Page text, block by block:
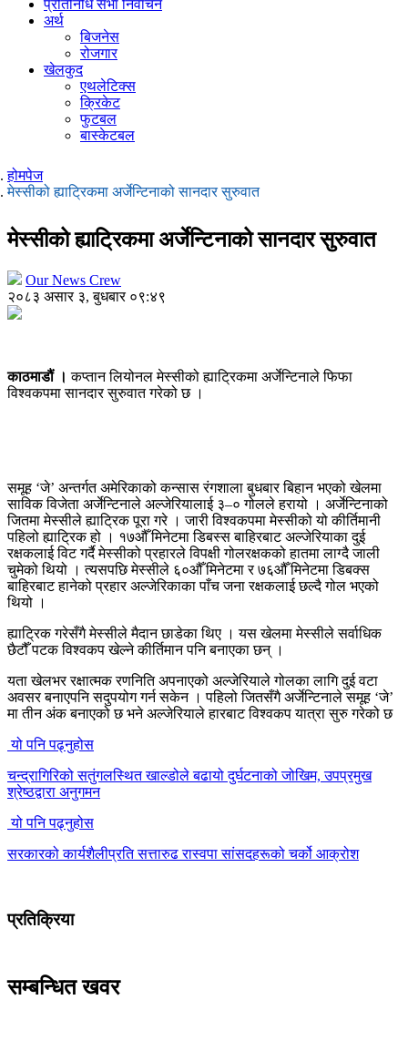
प्रतिनिधि सभा निर्वाचन
अर्थ
बिजनेस
रोजगार
खेलकुद
एथलेटिक्स
क्रिकेट
फुटबल
बास्केटबल
होमपेज
मेस्सीको ह्याट्रिकमा अर्जेन्टिनाको सानदार सुरुवात
मेस्सीको ह्याट्रिकमा अर्जेन्टिनाको सानदार सुरुवात
Our News Crew
२०८३ असार ३, बुधबार ०९:४९
काठमाडौं । कप्तान लियोनल मेस्सीको ह्याट्रिकमा अर्जेन्टिनाले फिफा
विश्वकपमा सानदार सुरुवात गरेको छ ।
समूह ‘जे’ अन्तर्गत अमेरिकाको कन्सास रंगशाला बुधबार बिहान भएको खेलमा
साविक विजेता अर्जेन्टिनाले अल्जेरियालाई ३–० गोलले हरायो । अर्जेन्टिनाको
जितमा मेस्सीले ह्याट्रिक पूरा गरे । जारी विश्वकपमा मेस्सीको यो कीर्तिमानी
पहिलो ह्याट्रिक हो । १७औँ मिनेटमा डिबस्स बाहिरबाट अल्जेरियाका दुई
रक्षकलाई विट गर्दै मेस्सीको प्रहारले विपक्षी गोलरक्षकको हातमा लाग्दै जाली
चुमेको थियो । त्यसपछि मेस्सीले ६०औँ मिनेटमा र ७६औँ मिनेटमा डिबक्स
बाहिरबाट हानेको प्रहार अल्जेरिकाका पाँच जना रक्षकलाई छल्दै गोल भएको
थियो ।
ह्याट्रिक गरेसँगै मेस्सीले मैदान छाडेका थिए । यस खेलमा मेस्सीले सर्वाधिक
छैटौँ पटक विश्वकप खेल्ने कीर्तिमान पनि बनाएका छन् ।
यता खेलभर रक्षात्मक रणनिति अपनाएको अल्जेरियाले गोलका लागि दुई वटा
अवसर बनाएपनि सदुपयोग गर्न सकेन । पहिलो जितसँगै अर्जेन्टिनाले समूह ‘जे’
मा तीन अंक बनाएको छ भने अल्जेरियाले हारबाट विश्वकप यात्रा सुरु गरेको छ
यो पनि पढ्नुहोस
चन्द्रागिरिको सतुंगलस्थित खाल्डोले बढायो दुर्घटनाको जोखिम, उपप्रमुख
श्रेष्ठद्वारा अनुगमन
यो पनि पढ्नुहोस
सरकारको कार्यशैलीप्रति सत्तारुढ रास्वपा सांसदहरूको चर्को आक्रोश
प्रतिक्रिया
सम्बन्धित खवर